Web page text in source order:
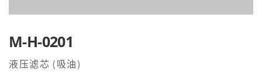
M-H-0201
液压滤芯 (吸油)